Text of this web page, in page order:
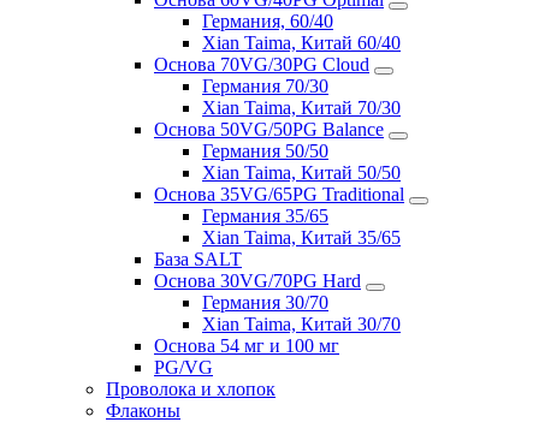
Германия, 60/40
Xian Taima, Китай 60/40
Основа 70VG/30PG Cloud
Германия 70/30
Xian Taima, Китай 70/30
Основа 50VG/50PG Balance
Германия 50/50
Xian Taima, Китай 50/50
Основа 35VG/65PG Traditional
Германия 35/65
Xian Taima, Китай 35/65
База SALT
Основа 30VG/70PG Hard
Германия 30/70
Xian Taima, Китай 30/70
Основа 54 мг и 100 мг
PG/VG
Проволока и хлопок
Флаконы